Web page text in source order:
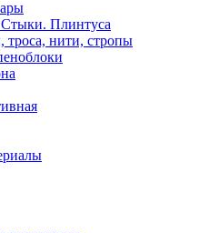
Плинтуса
нити, стропы